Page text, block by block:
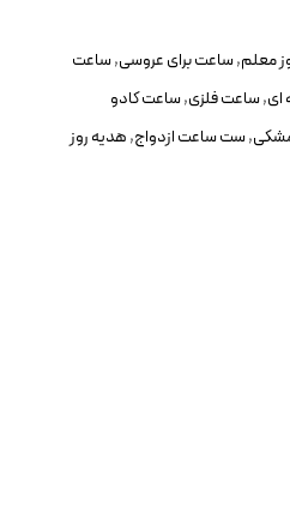
معلم,ساعت برای عروسی,ساعت
ای,ساعت فلزی,ساعت کادو
,ست ساعت ازدواج,هدیه روز